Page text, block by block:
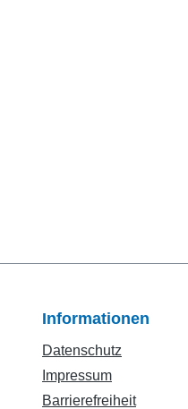
Informationen
Datenschutz
Impressum
Barrierefreiheit